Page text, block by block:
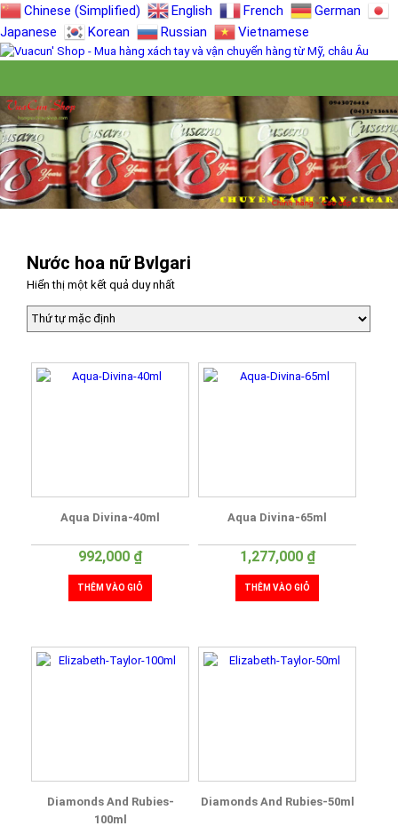
Chinese (Simplified) English French
German
Japanese
Korean Russian Vietnamese
Nước hoa nữ Bvlgari
Hiển thị một kết quả duy nhất
Aqua Divina-40ml
992,000 ₫
THÊM VÀO GIỎ
Aqua Divina-65ml
1,277,000 ₫
THÊM VÀO GIỎ
Diamonds And Rubies-
100ml
Diamonds And Rubies-50ml